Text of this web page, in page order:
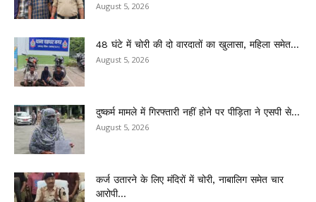
August 5, 2026
48 घंटे में चोरी की दो वारदातों का खुलासा, महिला समेत...
August 5, 2026
दुष्कर्म मामले में गिरफ्तारी नहीं होने पर पीड़िता ने एसपी से...
August 5, 2026
कर्ज उतारने के लिए मंदिरों में चोरी, नाबालिग समेत चार
आरोपी...